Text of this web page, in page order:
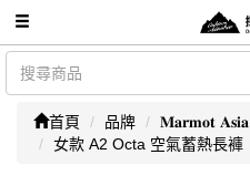
首頁 品牌 𝐌𝐚𝐫𝐦𝐨𝐭 𝐀𝐬𝐢𝐚
女款 A2 Octa 空氣蓄熱長褲